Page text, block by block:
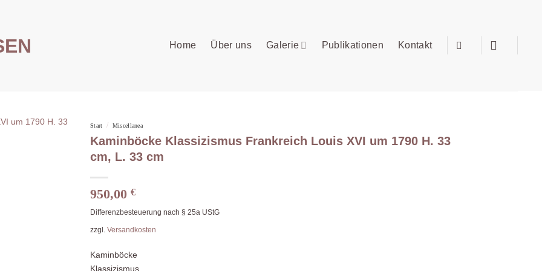
Home Über uns Galerie Publikationen Kontakt
Start / Miscellanea
Kaminböcke Klassizismus Frankreich Louis XVI um 1790 H. 33
cm, L. 33 cm
950,00 €
Differenzbesteuerung nach § 25a UStG
zzgl. Versandkosten
Kaminböcke
Klassizismus